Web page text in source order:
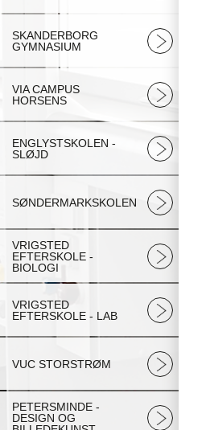
SKANDERBORG
GYMNASIUM
VIA CAMPUS
HORSENS
ENGLYSTSKOLEN -
SLØJD
SØNDERMARKSKOLEN
VRIGSTED
EFTERSKOLE -
BIOLOGI
VRIGSTED
EFTERSKOLE - LAB
VUC STORSTRØM
PETERSMINDE -
DESIGN OG